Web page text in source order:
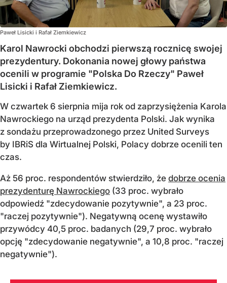
Paweł Lisicki i Rafał Ziemkiewicz
Karol Nawrocki obchodzi pierwszą rocznicę swojej
prezydentury. Dokonania nowej głowy państwa
ocenili w programie "Polska Do Rzeczy" Paweł
Lisicki i Rafał Ziemkiewicz.
W czwartek 6 sierpnia mija rok od zaprzysiężenia Karola
Nawrockiego na urząd prezydenta Polski. Jak wynika
z sondażu przeprowadzonego przez United Surveys
by IBRiS dla Wirtualnej Polski, Polacy dobrze ocenili ten
czas.
Aż 56 proc. respondentów stwierdziło, że dobrze ocenia
prezydenturę Nawrockiego (33 proc. wybrało
odpowiedź "zdecydowanie pozytywnie", a 23 proc.
"raczej pozytywnie"). Negatywną ocenę wystawiło
przywódcy 40,5 proc. badanych (29,7 proc. wybrało
opcję "zdecydowanie negatywnie", a 10,8 proc. "raczej
negatywnie").